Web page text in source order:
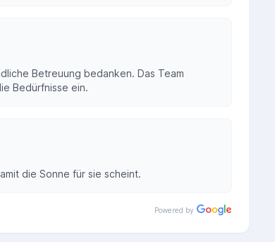
Betreuung bedanken. Das Team
Bedürfnisse ein.
die Sonne für sie scheint.
Powered by